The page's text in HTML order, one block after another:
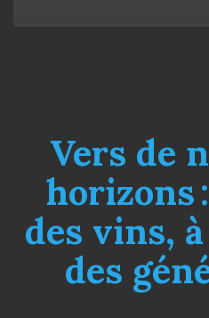
Vers de
horizons
des vins,
des